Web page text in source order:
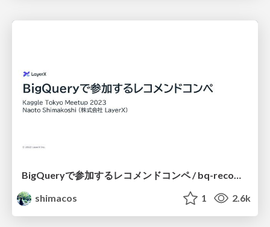
BigQueryで参加するレコメンドコンペ / bq-recommend-competition-kaggle-meetup-tokyo-2023
shimacos
1 2.6k